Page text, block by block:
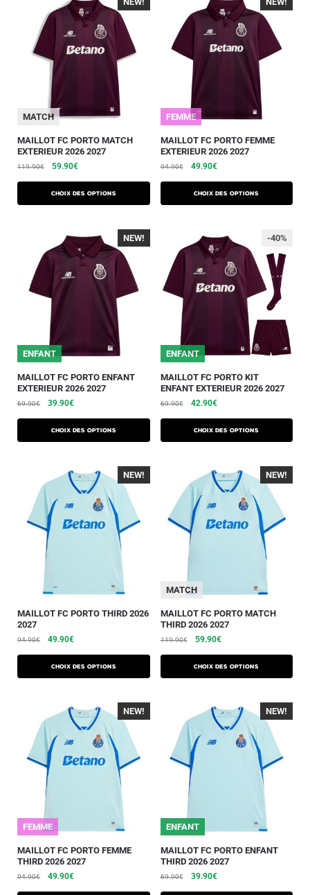
MATCH
MAILLOT FC PORTO MATCH
EXTERIEUR 2026 2027
119.90€ 59.90€
Choix des options
FEMME
MAILLOT FC PORTO FEMME
EXTERIEUR 2026 2027
94.90€ 49.90€
Choix des options
-40%
ENFANT
NEW!
MAILLOT FC PORTO ENFANT
EXTERIEUR 2026 2027
69.90€ 39.90€
Choix des options
ENFANT
-40%
MAILLOT FC PORTO KIT
ENFANT EXTERIEUR 2026 2027
69.90€ 42.90€
Choix des options
-40%
NEW!
MAILLOT FC PORTO THIRD 2026
2027
94.90€ 49.90€
Choix des options
-40%
MATCH
NEW!
MAILLOT FC PORTO MATCH
THIRD 2026 2027
119.90€ 59.90€
Choix des options
-40%
FEMME
NEW!
MAILLOT FC PORTO FEMME
THIRD 2026 2027
94.90€ 49.90€
-40%
ENFANT
NEW!
MAILLOT FC PORTO ENFANT
THIRD 2026 2027
69.90€ 39.90€